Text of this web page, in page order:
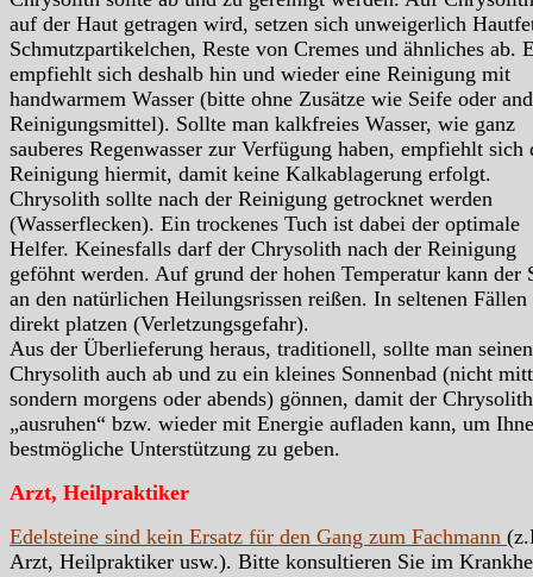
auf der Haut getragen wird, setzen sich unweigerlich
Schmutzpartikelchen, Reste von Cremes und ähnliches ab.
empfiehlt sich deshalb hin und wieder eine Reinigung mit
handwarmem Wasser (bitte ohne Zusätze wie Seife oder
Reinigungsmittel). Sollte man kalkfreies Wasser, wie ganz
sauberes Regenwasser zur Verfügung haben, empfiehlt sich
Reinigung hiermit, damit keine Kalkablagerung erfolgt.
Chrysolith sollte nach der Reinigung getrocknet werden
(Wasserflecken). Ein trockenes Tuch ist dabei der optimale
Helfer. Keinesfalls darf der Chrysolith nach der Reinigung
geföhnt werden. Auf grund der hohen Temperatur kann der
an den natürlichen Heilungsrissen reißen. In seltenen Fällen
direkt platzen (Verletzungsgefahr).
Aus der Überlieferung heraus, traditionell, sollte man seinen
Chrysolith auch ab und zu ein kleines Sonnenbad (nicht
sondern morgens oder abends) gönnen, damit der
„ausruhen“ bzw. wieder mit Energie aufladen kann, um
bestmögliche Unterstützung zu geben.
Arzt, Heilpraktiker
Edelsteine sind kein Ersatz für den Gang zum Fachmann
Arzt, Heilpraktiker usw.). Bitte konsultieren Sie im